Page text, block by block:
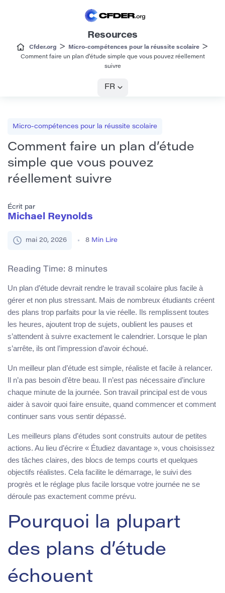
Resources
Cfder.org > Micro-compétences pour la réussite scolaire >
Comment faire un plan d’étude simple que vous pouvez réellement
suivre
FR
Micro-compétences pour la réussite scolaire
Comment faire un plan d’étude
simple que vous pouvez
réellement suivre
Écrit par
Michael Reynolds
mai 20, 2026 8 Min Lire
Reading Time: 8 minutes
Un plan d’étude devrait rendre le travail scolaire plus facile à
gérer et non plus stressant. Mais de nombreux étudiants créent
des plans trop parfaits pour la vie réelle. Ils remplissent toutes
les heures, ajoutent trop de sujets, oublient les pauses et
s’attendent à suivre exactement le calendrier. Lorsque le plan
s’arrête, ils ont l’impression d’avoir échoué.
Un meilleur plan d’étude est simple, réaliste et facile à relancer.
Il n’a pas besoin d’être beau. Il n’est pas nécessaire d’inclure
chaque minute de la journée. Son travail principal est de vous
aider à savoir quoi faire ensuite, quand commencer et comment
continuer sans vous sentir dépassé.
Les meilleurs plans d’études sont construits autour de petites
actions. Au lieu d’écrire « Étudiez davantage », vous choisissez
des tâches claires, des blocs de temps courts et quelques
objectifs réalistes. Cela facilite le démarrage, le suivi des
progrès et le réglage plus facile lorsque votre journée ne se
déroule pas exactement comme prévu.
Pourquoi la plupart
des plans d’étude
échouent